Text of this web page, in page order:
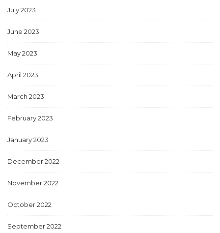
July 2023
June 2023
May 2023
April 2023
March 2023
February 2023
January 2023
December 2022
November 2022
October 2022
September 2022